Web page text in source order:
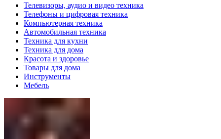
Телевизоры, аудио и видео техника
Телефоны и цифровая техника
Компьютерная техника
Автомобильная техника
Техника для кухни
Техника для дома
Красота и здоровье
Товары для дома
Инструменты
Мебель